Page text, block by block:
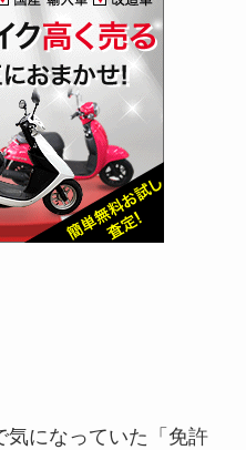
気になっていた「免許